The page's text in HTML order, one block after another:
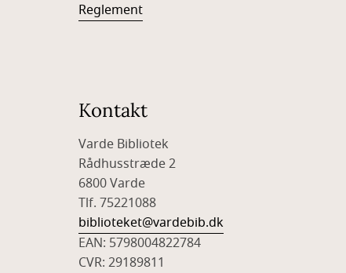
Reglement
Kontakt
Varde Bibliotek
Rådhusstræde 2
6800 Varde
Tlf. 75221088
biblioteket@vardebib.dk
EAN: 5798004822784
CVR: 29189811